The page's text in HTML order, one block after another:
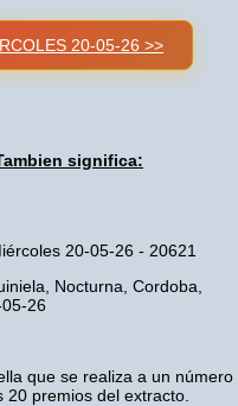
20-05-26 >>
significa:
20-05-26 - 20621
Nocturna, Cordoba,
26
que se realiza a un número
premios del extracto.